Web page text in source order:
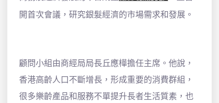
開首次會議，研究銀髮經濟的市場需求和發展。
顧問小組由商經局局長丘應樺擔任主席。他說，
香港高齡人口不斷增長，形成重要的消費群組，
很多樂齡產品和服務不單提升長者生活質素，也